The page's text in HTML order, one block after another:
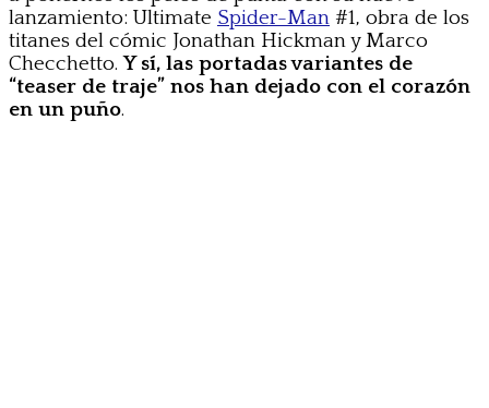
lanzamiento: Ultimate Spider-Man #1, obra de los
titanes del cómic Jonathan Hickman y Marco
Checchetto.Y sí, las portadas variantes de
“teaser de traje” nos han dejado con el corazón
en un puño.